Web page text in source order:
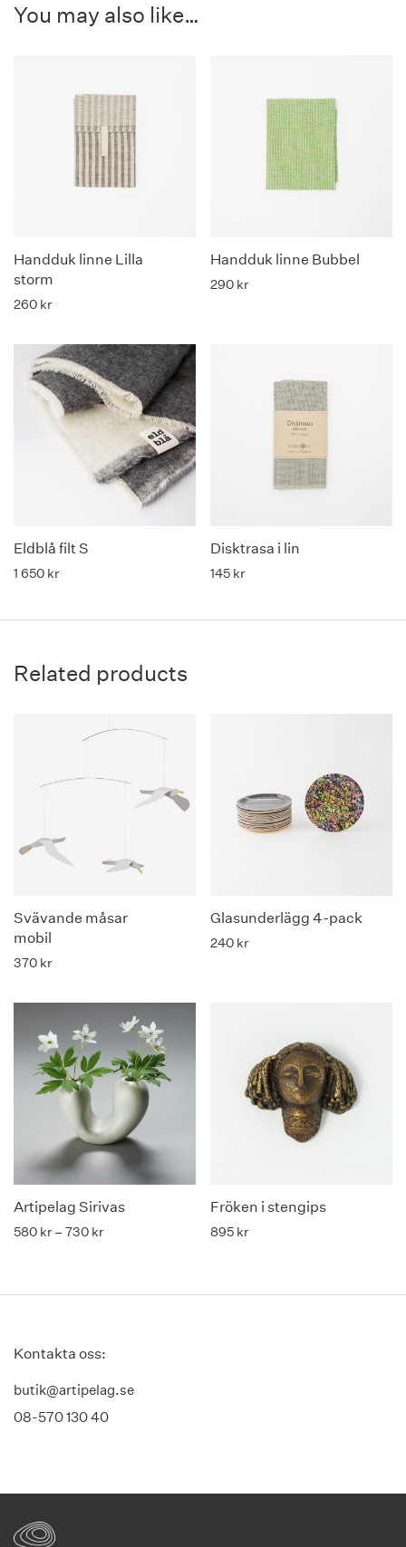
You may also like…
Handduk linne Lilla
storm
260 kr
Handduk linne Bubbel
290 kr
Eldblå filt S
1 650 kr
Disktrasa i lin
145 kr
Related products
Svävande måsar
mobil
370 kr
Glasunderlägg 4-pack
240 kr
Artipelag Sirivas
580 kr –730 krPrice range: 580 kr through 730 kr
Fröken i stengips
895 kr
Kontakta oss:
butik@artipelag.se
08-570 130 40